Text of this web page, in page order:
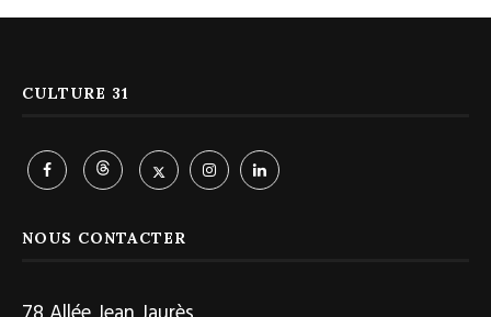
CULTURE 31
NOUS CONTACTER